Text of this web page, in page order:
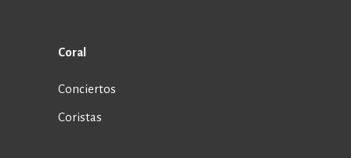
Coral
Conciertos
Coristas